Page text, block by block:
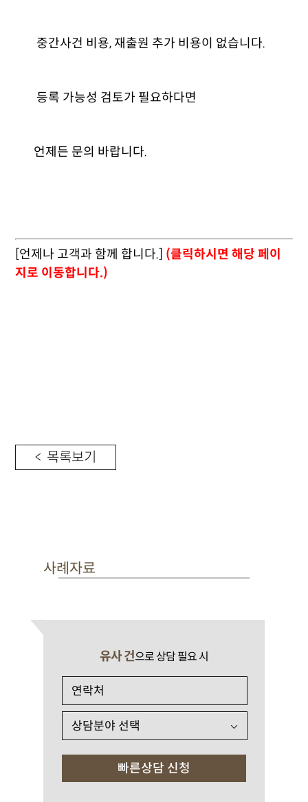
중간사건 비용, 재출원 추가 비용이 없습니다.
등록 가능성 검토가 필요하다면
언제든 문의 바랍니다.
[언제나 고객과 함께 합니다.] (클릭하시면 해당 페이
지로 이동합니다.)
< 목록보기
사례자료
유사 건으로 상담 필요 시